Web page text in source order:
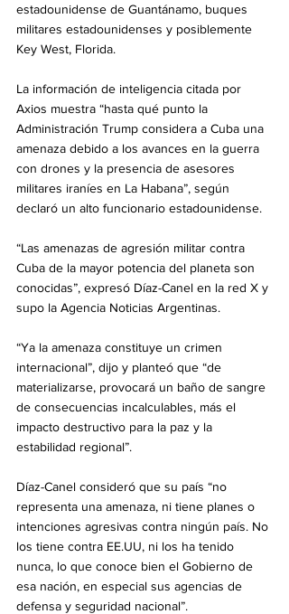
estadounidense de Guantánamo, buques
militares estadounidenses y posiblemente
Key West, Florida.
La información de inteligencia citada por
Axios muestra “hasta qué punto la
Administración Trump considera a Cuba una
amenaza debido a los avances en la guerra
con drones y la presencia de asesores
militares iraníes en La Habana”, según
declaró un alto funcionario estadounidense.
“Las amenazas de agresión militar contra
Cuba de la mayor potencia del planeta son
conocidas”, expresó Díaz-Canel en la red X y
supo la Agencia Noticias Argentinas.
“Ya la amenaza constituye un crimen
internacional”, dijo y planteó que “de
materializarse, provocará un baño de sangre
de consecuencias incalculables, más el
impacto destructivo para la paz y la
estabilidad regional”.
Díaz-Canel consideró que su país “no
representa una amenaza, ni tiene planes o
intenciones agresivas contra ningún país. No
los tiene contra EE.UU, ni los ha tenido
nunca, lo que conoce bien el Gobierno de
esa nación, en especial sus agencias de
defensa y seguridad nacional”.